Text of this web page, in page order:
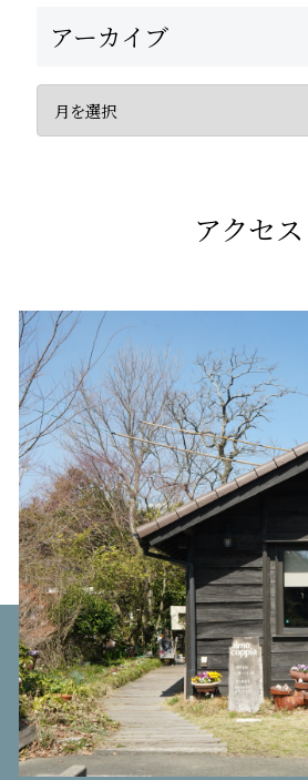
アーカイブ
アクセス